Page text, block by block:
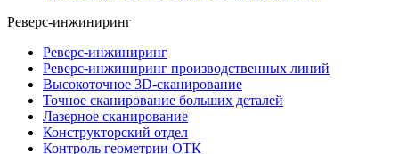
Реверс-инжиниринг
Реверс-инжиниринг
Реверс-инжиниринг производственных линий
Высокоточное 3D-сканирование
Точное сканирование больших деталей
Лазерное сканирование
Конструкторский отдел
Контроль геометрии ОТК